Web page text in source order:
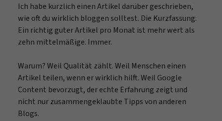
Ich habe kürzlich einen Artikel darüber geschrieben,
wie oft du wirklich bloggen solltest. Die Kurzfassung:
Ein richtig guter Artikel pro Monat ist mehr wert als
zehn mittelmäßige. Immer.
Warum? Weil Qualität zählt. Weil Menschen einen
Artikel teilen, wenn er wirklich hilft. Weil Google
Content bevorzugt, der echte Erfahrung zeigt und
nicht nur zusammengeklaubte Tipps von anderen
Blogs.